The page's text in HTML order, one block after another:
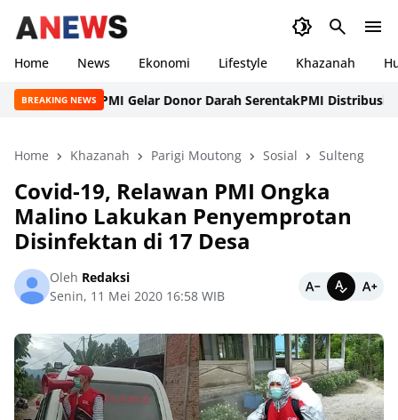
Home News Ekonomi Lifestyle Khazanah
BREAKING NEWS
SATU dan PMI Gelar Donor Darah SerentakPMI Distribusikan
Home Khazanah Parigi Moutong Sosial Sulteng
Covid-19, Relawan PMI Ongka
Malino Lakukan Penyemprotan
Disinfektan di 17 Desa
Oleh Redaksi
Senin, 11 Mei 2020 16:58 WIB